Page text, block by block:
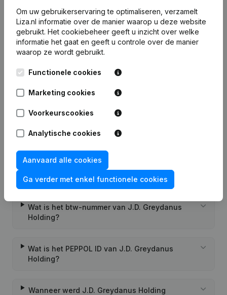
2025 2024 2023 2022
Eigen
vermogen
€ 751.750
Personeel 0
Veelgestelde vragen
Wat is het KVK-nummer van J.D. Greydanus
Holding?
Wat is het btw-nummer van J.D. Greydanus
Holding?
Wat is het PEPPOL ID van J.D. Greydanus
Holding?
Wanneer werd J.D. Greydanus Holding
Om uw gebruikerservaring te optimaliseren, verzamelt
Liza.nl informatie over de manier waarop u deze website
gebruikt. Het cookiebeheer geeft u inzicht over welke
informatie het gaat en geeft u controle over de manier
waarop ze wordt gebruikt.
Functionele cookies
Marketing cookies
Voorkeurscookies
Analytische cookies
Aanvaard alle cookies
Ga verder met enkel functionele cookies